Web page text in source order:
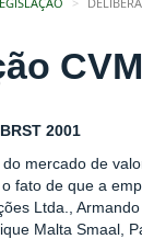
2001
mercado de
fato de que a
Ltda.,
Malta Smaal,